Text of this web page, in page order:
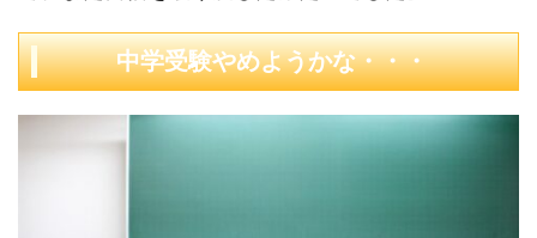
中学受験やめようかな・・・